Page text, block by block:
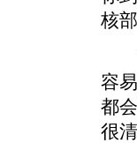
核
“
容
都
很